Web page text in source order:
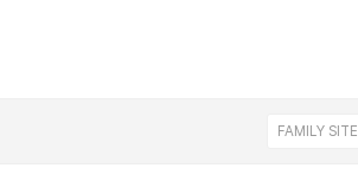
FAMILY SITE